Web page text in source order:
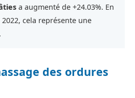
a augmenté de +24.03%. En
cela représente une
des ordures